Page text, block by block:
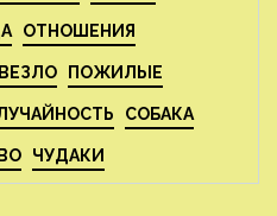
ОТНОШЕНИЯ
ПОЖИЛЫЕ
СОБАКА
ЧУДАКИ